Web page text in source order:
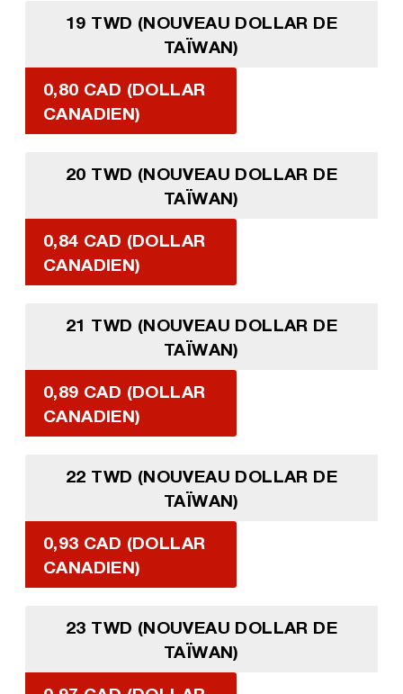
19 TWD (NOUVEAU DOLLAR DE
TAÏWAN)
0,80 CAD (DOLLAR
CANADIEN)
20 TWD (NOUVEAU DOLLAR DE
TAÏWAN)
0,84 CAD (DOLLAR
CANADIEN)
21 TWD (NOUVEAU DOLLAR DE
TAÏWAN)
0,89 CAD (DOLLAR
CANADIEN)
22 TWD (NOUVEAU DOLLAR DE
TAÏWAN)
0,93 CAD (DOLLAR
CANADIEN)
23 TWD (NOUVEAU DOLLAR DE
TAÏWAN)